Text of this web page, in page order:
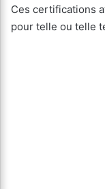
Ces certifications
pour telle ou telle